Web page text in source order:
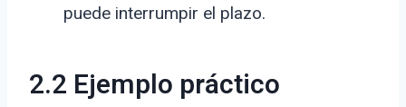
puede interrumpir el plazo.
2.2 Ejemplo práctico